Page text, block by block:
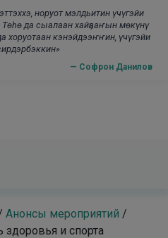
норуот мэлдьитин үчүгэйи
да сыалаан хайҕааҥын мөкүнү
хоруотаан кэнэйдээҥҥин, үчүгэйи
— Софрон Данилов
Анонсы мероприятий /
и спорта